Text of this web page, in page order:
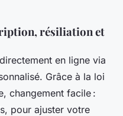
résiliation et
en ligne via
Grâce à la loi
changement facile :
pour ajuster votre